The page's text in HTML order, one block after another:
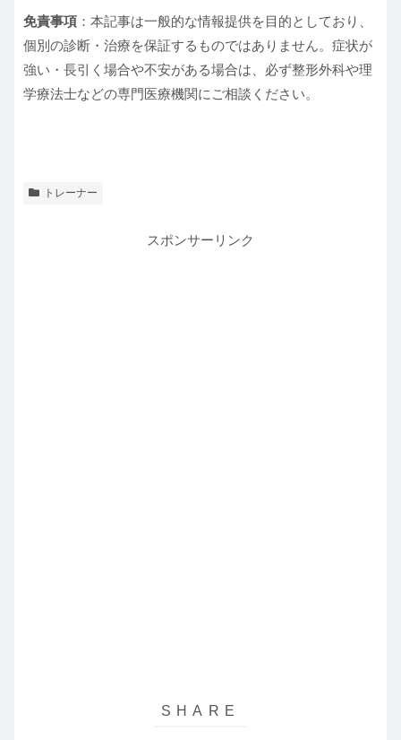
免責事項 ：本記事は一般的な情報提供を目的としており、
個別の診断・治療を保証するものではありません。症状が
強い・長引く場合や不安がある場合は、必ず整形外科や理
学療法士などの専門医療機関にご相談ください。
トレーナー
スポンサーリンク